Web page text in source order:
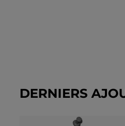
DERNIERS